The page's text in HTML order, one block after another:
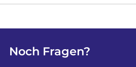
Noch Fragen?